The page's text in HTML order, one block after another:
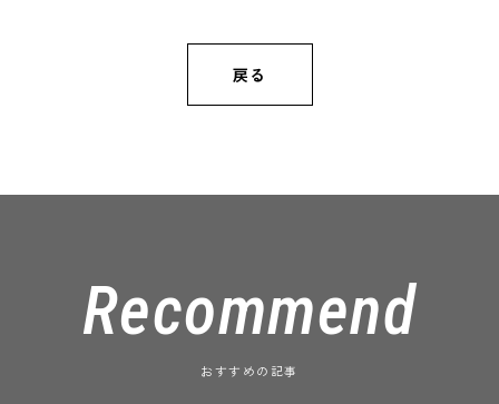
戻る
Recommend
おすすめの記事